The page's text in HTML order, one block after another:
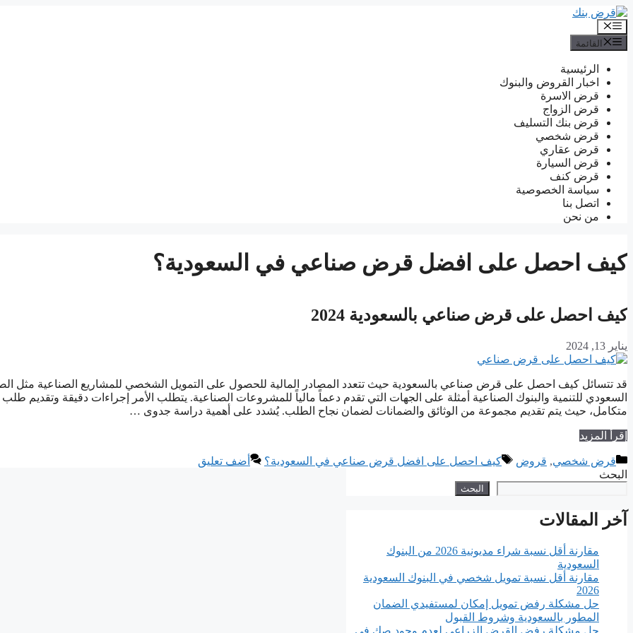
انتقل
إلى
المحتوى
القائمة
القائمة
الرئيسية
اخبار القروض والبنوك
قرض الاسرة
قرض الزواج
قرض بنك التسليف
قرض شخصي
قرض عقاري
قرض السيارة
قرض كنف
سياسة الخصوصية
اتصل بنا
من نحن
كيف احصل على افضل قرض صناعي في السعودية؟
كيف احصل على قرض صناعي بالسعودية 2024
يناير 13, 2024
قد تتسائل كيف احصل على قرض صناعي بالسعودية حيث تتعدد المصادر المالية للحصول على التمويل الشخصي للمشاريع الصناعية مثل
السعودي للتنمية والبنوك الصناعية أمثلة على الجهات التي تقدم دعماً مالياً للمشروعات الصناعية. يتطلب الأمر إجراءات دقيقة وتقديم طلب
متكامل، حيث يتم تقديم مجموعة من الوثائق والضمانات لضمان نجاح الطلب. يُشدد على أهمية دراسة جدوى …
إقرأ المزيد
التصنيفات
قرض شخصي, قروض الوسوم
كيف احصل على افضل قرض صناعي في السعودية؟
أضف تعليق
البحث
البحث
آخر المقالات
مقارنة أقل نسبة شراء مديونية 2026 من البنوك
السعودية
مقارنة أقل نسبة تمويل شخصي في البنوك السعودية
2026
حل مشكلة رفض تمويل إمكان لمستفيدي الضمان
المطور بالسعودية وشروط القبول